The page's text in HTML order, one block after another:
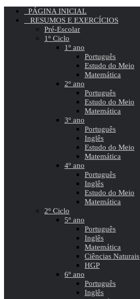
PÁGINA INICIAL
RESUMOS E EXERCÍCIOS
Pré-Escolar
1º Ciclo
1º ano
Português
Estudo do Meio
Matemática
2º ano
Português
Estudo do Meio
Matemática
3º ano
Português
Inglês
Estudo do Meio
Matemática
4º ano
Português
Inglês
Estudo do Meio
Matemática
2º Ciclo
5º ano
Português
Inglês
Matemática
Ciências Naturais
HGP
6º ano
Português
Inglês